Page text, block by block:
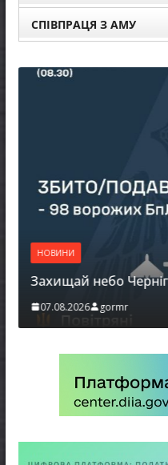
СПІВПРАЦЯ З АМУ
НОВИНИ
Захищай небо
07.08.2026 gormr